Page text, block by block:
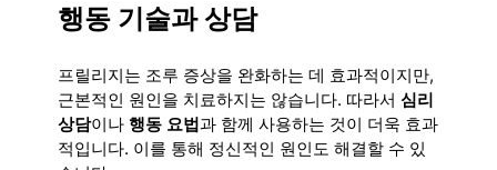
행동 기술과 상담
프릴리지는 조루 증상을 완화하는 데 효과적이지만,
근본적인 원인을 치료하지는 않습니다. 따라서 심리
상담이나 행동 요법과 함께 사용하는 것이 더욱 효과
적입니다. 이를 통해 정신적인 원인도 해결할 수 있